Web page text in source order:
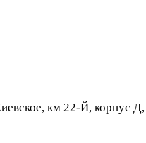
км 22-Й, корпус